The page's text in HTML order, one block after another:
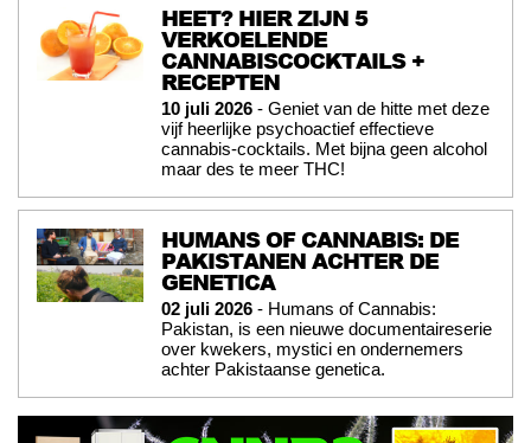
HEET? HIER ZIJN 5
VERKOELENDE
CANNABISCOCKTAILS +
RECEPTEN
10 juli 2026 - Geniet van de hitte met deze
vijf heerlijke psychoactief effectieve
cannabis-cocktails. Met bijna geen alcohol
maar des te meer THC!
HUMANS OF CANNABIS: DE
PAKISTANEN ACHTER DE
GENETICA
02 juli 2026 - Humans of Cannabis:
Pakistan, is een nieuwe documentaireserie
over kwekers, mystici en ondernemers
achter Pakistaanse genetica.